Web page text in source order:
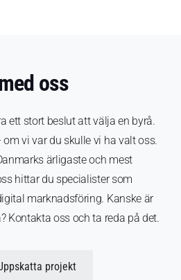
oss
ett stort beslut att välja en byrå.
vi var du skulle vi ha valt oss.
ärligaste och mest
hittar du specialister som
marknadsföring. Kanske är
Kontakta oss och ta reda på det.
projekt